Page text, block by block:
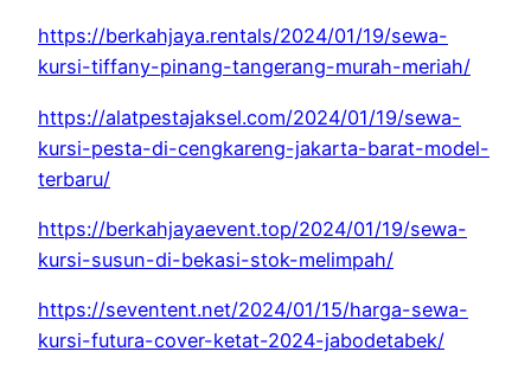
https://berkahjaya.rentals/2024/01/19/sewa-
kursi-tiffany-pinang-tangerang-murah-meriah/
https://alatpestajaksel.com/2024/01/19/sewa-
kursi-pesta-di-cengkareng-jakarta-barat-model-
terbaru/
https://berkahjayaevent.top/2024/01/19/sewa-
kursi-susun-di-bekasi-stok-melimpah/
https://seventent.net/2024/01/15/harga-sewa-
kursi-futura-cover-ketat-2024-jabodetabek/